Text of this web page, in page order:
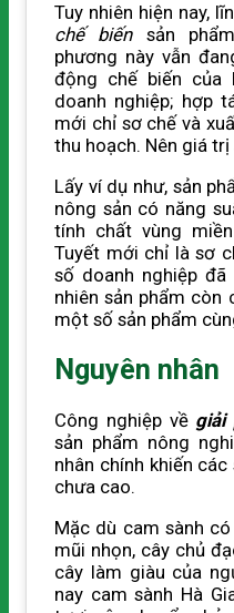
Tuy nhiên hiện nay,
chế biếnsản
phương này vẫn
động chế biến của
doanh nghiệp; hợp
mới chỉ sơ chế và
thu hoạch. Nên giá
Lấy ví dụ như, sản
nông sản có năng
tính chất vùng
Tuyết mới chỉ là sơ
số doanh nghiệp
nhiên sản phẩm còn
một số sản phẩm
Nguyên nhân
Công nghiệp về giải
sản phẩm nông
nhân chính khiến
chưa cao.
Mặc dù cam sành
mũi nhọn, cây chủ
cây làm giàu của
nay cam sành Hà